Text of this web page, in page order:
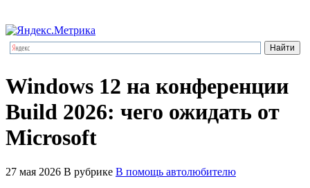
Windows 12 на конференции
Build 2026: чего ожидать от
Microsoft
27 мая 2026 В рубрике В помощь автолюбителю